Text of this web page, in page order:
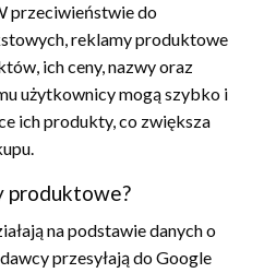
przeciwieństwie do
reklamy produktowe
ich ceny, nazwy oraz
użytkownicy mogą szybko i
ich produkty, co zwiększa
produktowe?
na podstawie danych o
przesyłają do Google